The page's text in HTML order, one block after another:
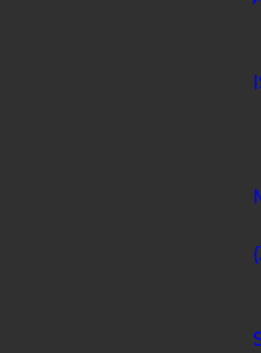
Ein letztes
bestehende